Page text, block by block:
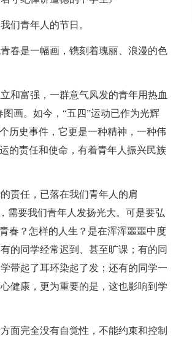
们青年人的节日。
春是一幅画，镌刻着瑰丽、浪漫的色
和富强，一群意气风发的青年用热血
画。如今，“五四”运动已作为光辉
历史事件，它更是一种精神，一种伟
的责任和使命，有着青年人振兴民族
责任，已落在我们青年人的肩
需要我们青年人发扬光大。可是要弘
春？怎样的人生？是在浑浑噩噩中度
的同学经常迟到、甚至旷课；有的同
带起了耳环染起了发；还有的同学一
健康，更为重要的是，这也影响到学
面完全没有自觉性，不能约束和控制